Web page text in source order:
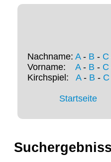
Nachname: A- B - C
Vorname: A- B - C
Kirchspiel: A- B - C
Startseite